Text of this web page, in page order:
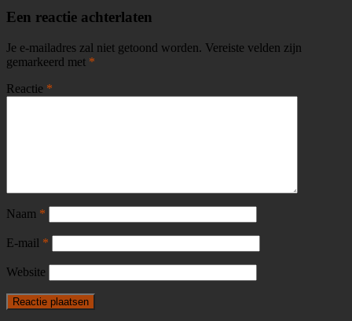
Een reactie achterlaten
Je e-mailadres zal niet getoond worden. Vereiste velden zijn
gemarkeerd met *
Reactie *
Naam *
E-mail *
Website